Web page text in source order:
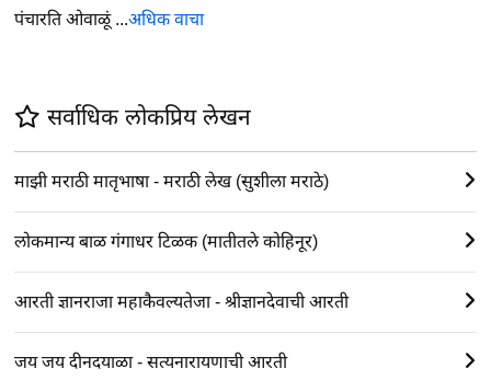
पंचारति ओवाळूं ...अधिक वाचा
सर्वाधिक लोकप्रिय लेखन
माझी मराठी मातृभाषा - मराठी लेख (सुशीला मराठे)
लोकमान्य बाळ गंगाधर टिळक (मातीतले कोहिनूर)
आरती ज्ञानराजा महाकैवल्यतेजा - श्रीज्ञानदेवाची आरती
जय जय दीनदयाळा - सत्यनारायणाची आरती